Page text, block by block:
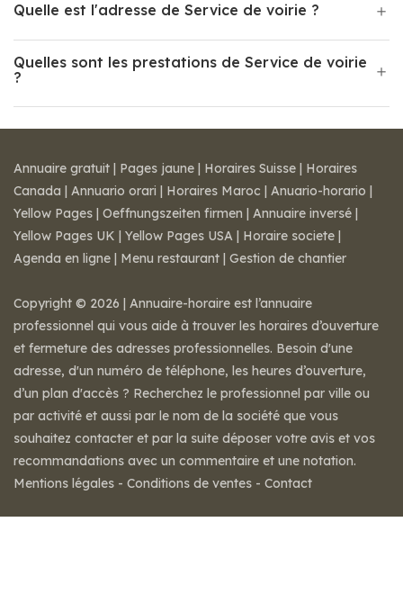
Quelle est l'adresse de Service de voirie ?
Quelles sont les prestations de Service de voirie
?
Annuaire gratuit | Pages jaune | Horaires Suisse | Horaires
Canada | Annuario orari | Horaires Maroc | Anuario-horario |
Yellow Pages | Oeffnungszeiten firmen | Annuaire inversé |
Yellow Pages UK | Yellow Pages USA | Horaire societe |
Agenda en ligne | Menu restaurant | Gestion de chantier
Copyright © 2026 | Annuaire-horaire est l’annuaire
professionnel qui vous aide à trouver les horaires d’ouverture
et fermeture des adresses professionnelles. Besoin d'une
adresse, d'un numéro de téléphone, les heures d’ouverture,
d’un plan d'accès ? Recherchez le professionnel par ville ou
par activité et aussi par le nom de la société que vous
souhaitez contacter et par la suite déposer votre avis et vos
recommandations avec un commentaire et une notation.
Mentions légales - Conditions de ventes - Contact